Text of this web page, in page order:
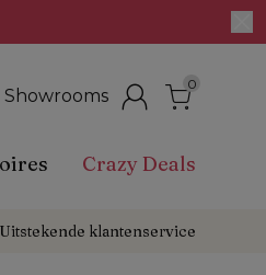
Showrooms
0
Crazy Deals
Uitstekende klantenservice